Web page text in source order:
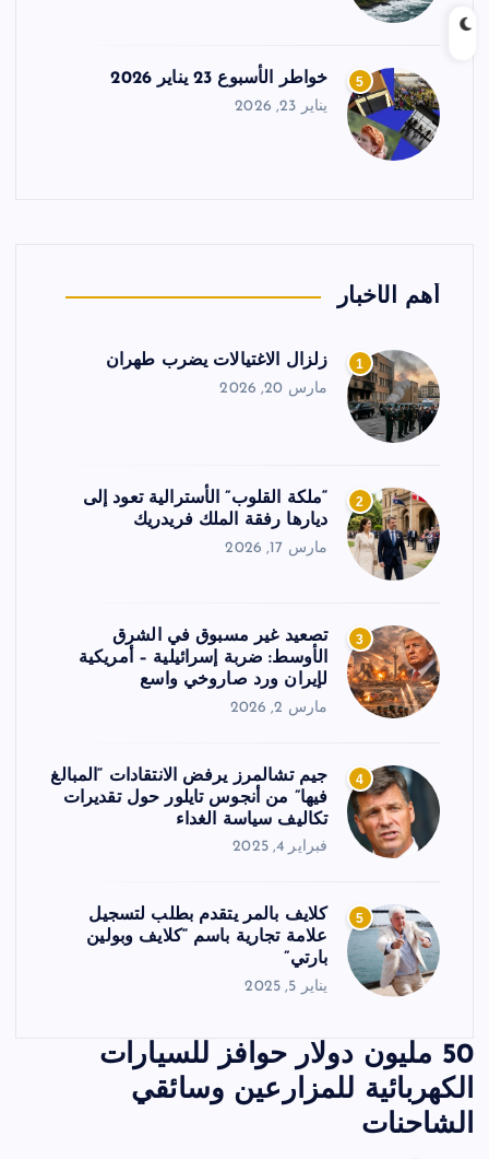
5 خواطر الأسبوع 23 يناير 2026
يناير 23, 2026
أهم الأخبار
1 زلزال الاغتيالات يضرب طهران
مارس 20, 2026
2
“ملكة القلوب” الأسترالية تعود إلى
ديارها رفقة الملك فريدريك
مارس 17, 2026
3
تصعيد غير مسبوق في الشرق
الأوسط: ضربة إسرائيلية – أمريكية
لإيران ورد صاروخي واسع
مارس 2, 2026
4
جيم تشالمرز يرفض الانتقادات “المبالغ
فيها” من أنجوس تايلور حول تقديرات
تكاليف سياسة الغداء
فبراير 4, 2025
5
كلايف بالمر يتقدم بطلب لتسجيل
علامة تجارية باسم “كلايف وبولين
بارتي”
يناير 5, 2025
50 مليون دولار حوافز للسيارات
الكهربائية للمزارعين وسائقي
الشاحنات